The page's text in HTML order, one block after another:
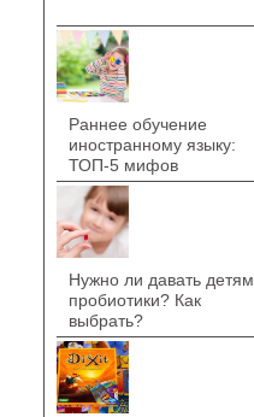
Раннее обучение
иностранному языку:
ТОП-5 мифов
Нужно ли давать детям
пробиотики? Как
выбрать?